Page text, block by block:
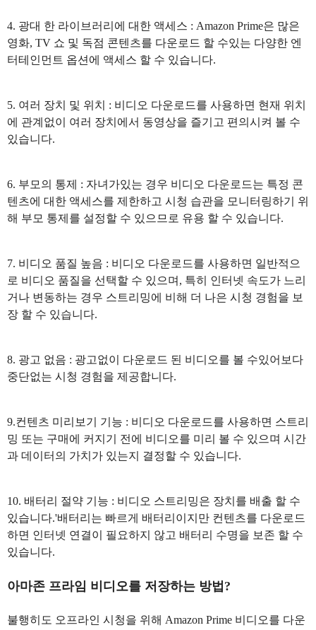
4. 광대 한 라이브러리에 대한 액세스 : Amazon Prime은 많은
영화, TV 쇼 및 독점 콘텐츠를 다운로드 할 수있는 다양한 엔
터테인먼트 옵션에 액세스 할 수 있습니다.
5. 여러 장치 및 위치 : 비디오 다운로드를 사용하면 현재 위치
에 관계없이 여러 장치에서 동영상을 즐기고 편의시켜 볼 수
있습니다.
6. 부모의 통제 : 자녀가있는 경우 비디오 다운로드는 특정 콘
텐츠에 대한 액세스를 제한하고 시청 습관을 모니터링하기 위
해 부모 통제를 설정할 수 있으므로 유용 할 수 있습니다.
7. 비디오 품질 높음 : 비디오 다운로드를 사용하면 일반적으
로 비디오 품질을 선택할 수 있으며, 특히 인터넷 속도가 느리
거나 변동하는 경우 스트리밍에 비해 더 나은 시청 경험을 보
장 할 수 있습니다.
8. 광고 없음 : 광고없이 다운로드 된 비디오를 볼 수있어보다
중단없는 시청 경험을 제공합니다.
9.컨텐츠 미리보기 기능 : 비디오 다운로드를 사용하면 스트리
밍 또는 구매에 커지기 전에 비디오를 미리 볼 수 있으며 시간
과 데이터의 가치가 있는지 결정할 수 있습니다.
10. 배터리 절약 기능 : 비디오 스트리밍은 장치를 배출 할 수
있습니다.'배터리는 빠르게 배터리이지만 컨텐츠를 다운로드
하면 인터넷 연결이 필요하지 않고 배터리 수명을 보존 할 수
있습니다.
아마존 프라임 비디오를 저장하는 방법?
불행히도 오프라인 시청을 위해 Amazon Prime 비디오를 다운